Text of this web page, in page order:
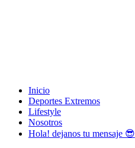
Inicio
Deportes Extremos
Lifestyle
Nosotros
Hola! dejanos tu mensaje 😎